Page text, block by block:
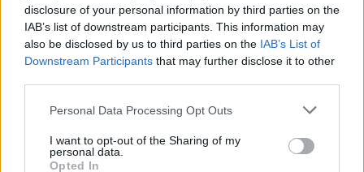
disclosure of your personal information by third parties on the
IAB’s list of downstream participants. This information may
also be disclosed by us to third parties on the IAB’s List of
Downstream Participants that may further disclose it to other
Please note that this website/app uses one or more Google
not limited to your visit or usage behaviour. You may click to
grant or deny consent to Google and its third-party tags to
Personal Data Processing Opt Outs
I want to opt-out of the Sharing of my
personal data.
Opted In
0%
Remaining
-0:14
in-
Szöveg forrása: mtkbudapest.hu
Megosztás: